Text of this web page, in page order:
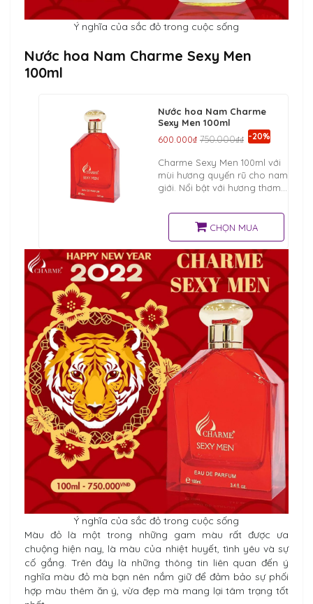
Ý nghĩa của sắc đỏ trong cuộc sống
Nước hoa Nam Charme Sexy Men
100ml
Nước hoa Nam Charme
Sexy Men 100ml
600.000₫ 750.000₫₫ -20%
Charme Sexy Men 100ml với
mùi hương quyến rũ cho nam
giới. Nổi bật với hương thơm
mang lại một sức sống cuộn
trào, tạo nên sức hút
CHỌN MUA
Ý nghĩa của sắc đỏ trong cuộc sống
Màu đỏ là một trong những gam màu rất được ưa
chuộng hiện nay, là màu của nhiệt huyết, tình yêu và sự
cố gắng. Trên đây là những thông tin liên quan đến ý
nghĩa màu đỏ mà bạn nên nắm giữ để đảm bảo sự phối
hợp màu thêm ăn ý, vừa đẹp mà mang lại tâm trạng tốt